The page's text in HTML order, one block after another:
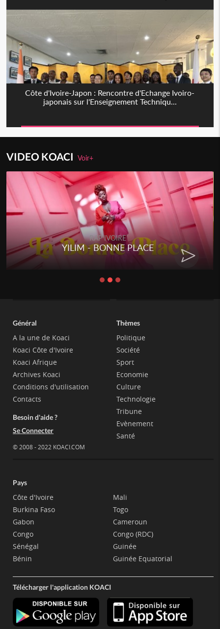
Côte d'Ivoire-Japon : Rencontre d'Echange Ivoiro-
japonais sur l'Enseignement Techniqu...
VIDEO KOACIVoir+
RAP IVOIRE
YILIM - BONNE PLACE
Général
A la une de Koaci
Koaci Côte d'Ivoire
Koaci Afrique
Archives Koaci
Conditions d'utilisation
Contacts
Besoin d'aide ?
Se Connecter
© 2008 - 2022 KOACI.COM
Thèmes
Politique
Société
Sport
Economie
Culture
Technologie
Tribune
Evènement
Santé
Pays
Côte d'Ivoire
Burkina Faso
Gabon
Congo
Sénégal
Bénin
Mali
Togo
Cameroun
Congo (RDC)
Guinée
Guinée Equatorial
Télécharger l'application KOACI